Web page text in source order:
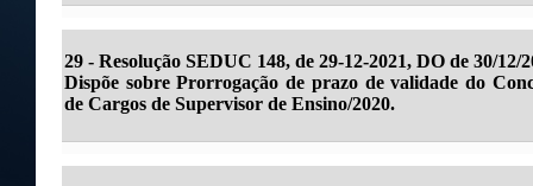
29 - Resolução SEDUC 148, de 29-12-2021, DO de 30/12/
Dispõe sobre Prorrogação de prazo de validade do
de Cargos de Supervisor de Ensino/2020.